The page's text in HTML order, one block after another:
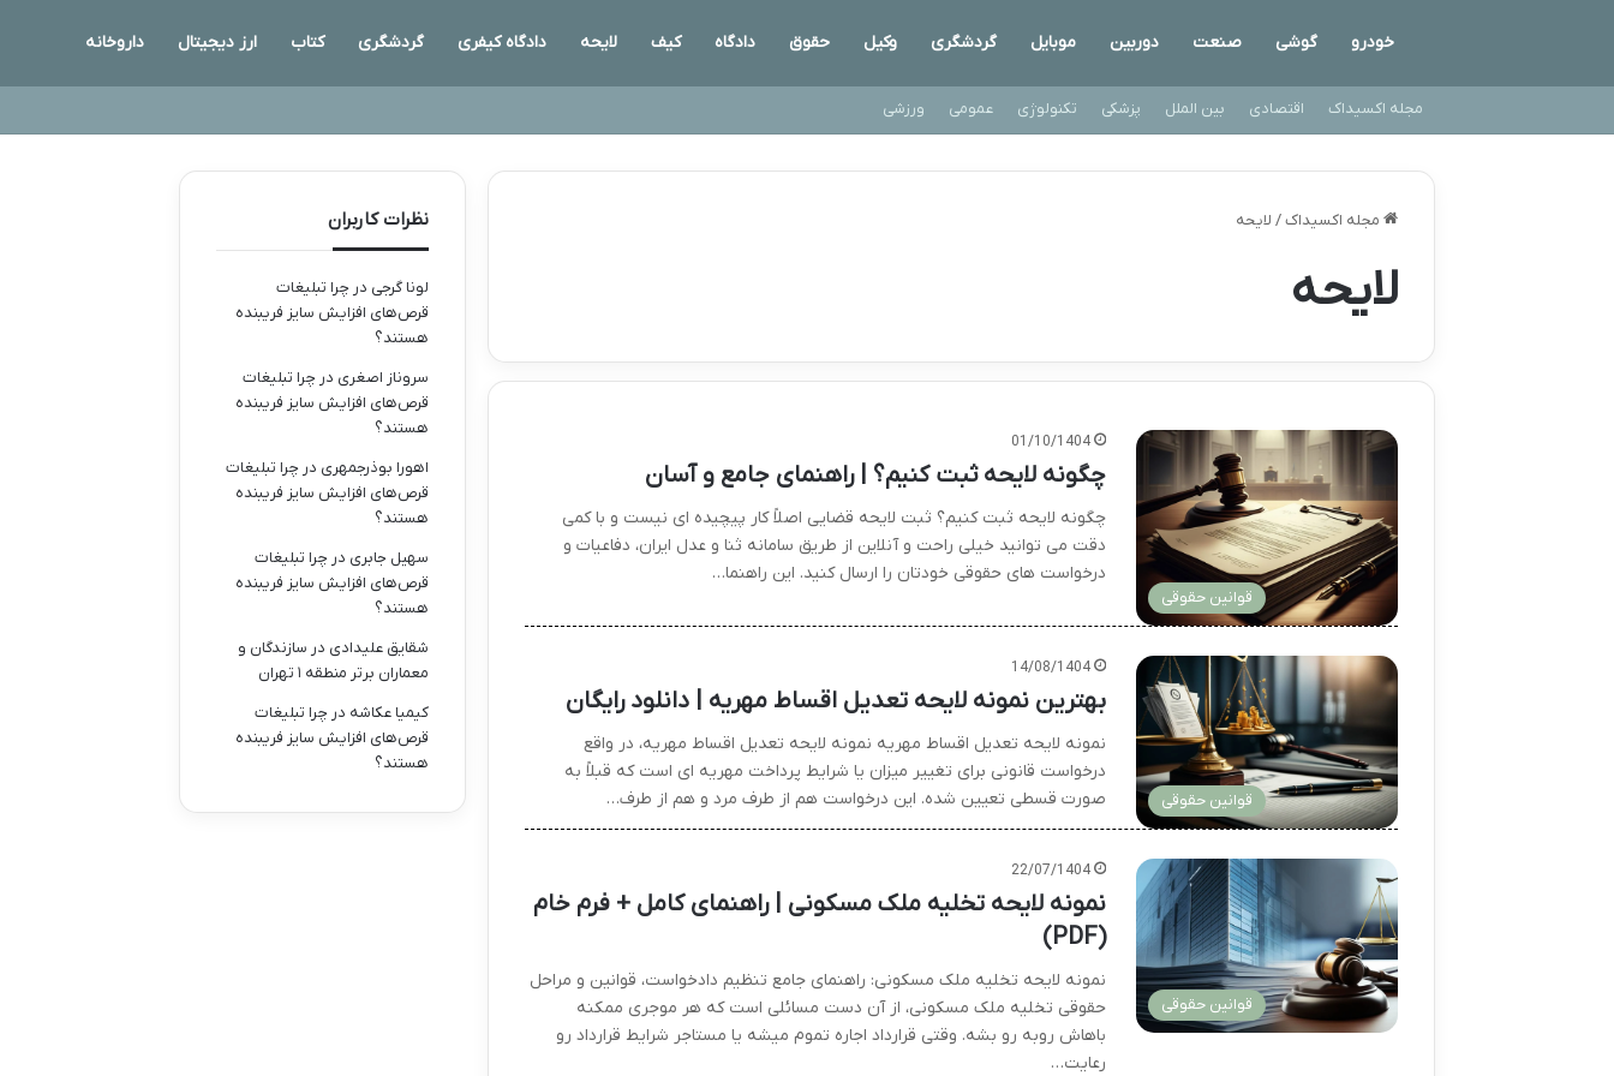
خودرو گوشی صنعت دوربین موبایل گردشگری وکیل حقوق دادگاه کیف لایحه دادگاه کیفری گردشگری کتاب ارز دیجیتال داروخانه
مجله اکسیداک اقتصادی بین الملل پزشکی تکنولوژی عمومی ورزشی
مجله اکسیداک / لایحه
لایحه
قوانین حقوقی
01/10/1404
چگونه لایحه ثبت کنیم؟ | راهنمای جامع و آسان
چگونه لایحه ثبت کنیم؟ ثبت لایحه قضایی اصلاً کار پیچیده ای نیست و با کمی
دقت می توانید خیلی راحت و آنلاین از طریق سامانه ثنا و عدل ایران، دفاعیات و
درخواست های حقوقی خودتان را ارسال کنید. این راهنما…
قوانین حقوقی
14/08/1404
بهترین نمونه لایحه تعدیل اقساط مهریه | دانلود رایگان
نمونه لایحه تعدیل اقساط مهریه نمونه لایحه تعدیل اقساط مهریه، در واقع
درخواست قانونی برای تغییر میزان یا شرایط پرداخت مهریه ای است که قبلاً به
صورت قسطی تعیین شده. این درخواست هم از طرف مرد و هم از طرف…
قوانین حقوقی
22/07/1404
نمونه لایحه تخلیه ملک مسکونی | راهنمای کامل + فرم خام
(PDF)
نمونه لایحه تخلیه ملک مسکونی: راهنمای جامع تنظیم دادخواست، قوانین و مراحل
حقوقی تخلیه ملک مسکونی، از آن دست مسائلی است که هر موجری ممکنه
باهاش روبه رو بشه. وقتی قرارداد اجاره تموم میشه یا مستاجر شرایط قرارداد رو
رعایت…
نظرات کاربران
لونا گرجی در چرا تبلیغات
قرص‌های افزایش سایز فریبنده
هستند؟
سروناز اصغری در چرا تبلیغات
قرص‌های افزایش سایز فریبنده
هستند؟
اهورا بوذرجمهری در چرا تبلیغات
قرص‌های افزایش سایز فریبنده
هستند؟
سهیل جابری در چرا تبلیغات
قرص‌های افزایش سایز فریبنده
هستند؟
شقایق علیدادی در سازندگان و
معماران برتر منطقه ۱ تهران
کیمیا عکاشه در چرا تبلیغات
قرص‌های افزایش سایز فریبنده
هستند؟